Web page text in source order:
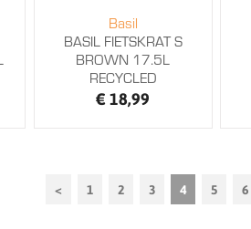
Basil
BASIL FIETSKRAT S
BROWN 17.5L
RECYCLED
€ 18,99
< 1 2 3 4 5 6